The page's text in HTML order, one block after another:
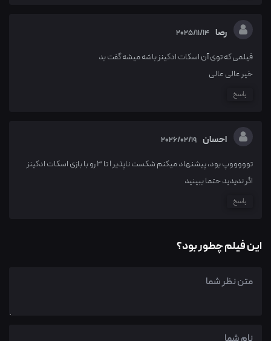
رصا 2025/11/14
فیلمی که توی آن اسکات ادکینز باشه میشه گفت بد
خیر عالی عالی
پاسخ
احسان 2026/02/19
توووووپ بود، پیشنهاد میکنم شکست ناپذیر ۱ تا ۳ رو با بازی اسکات ادکینز
اگر ندیدید حتما ببینید
پاسخ
این فیلم چطور بود؟